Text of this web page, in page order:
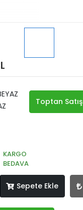
KARGO
BEDAVA
Sepete Ekle
Toptan Satış